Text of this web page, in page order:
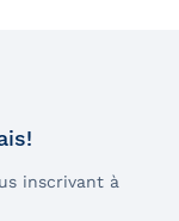
inscrivant à